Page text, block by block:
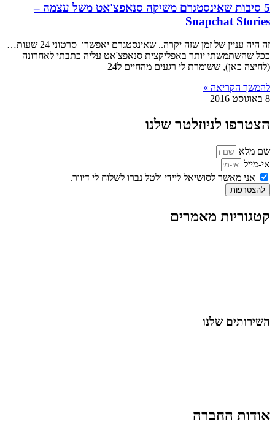
5 סיבות שאינסטגרם משיקה סנאפצ'אט משל עצמה –
Snapchat Stories
זה היה עניין של זמן שזה יקרה.. שאינסטגרם יאפשרו סרטוני 24 שעות…
ככל שהשתמשתי יותר באפליקצית סנאפצ'אט עליה כתבתי לאחרונה
(לחיצה כאן), ששומרת לי רגעים מהחיים ל24
להמשך הקריאה »
8 באוגוסט 2016
הצטרפו לניוזלטר שלנו
שם מלא
אי-מייל
אני מאשר לסושיאל ליידי ולטל נברו לשלוח לי דיוור.
להצטרפות
קטגוריות מאמרים
השירותים שלנו
אודות החברה